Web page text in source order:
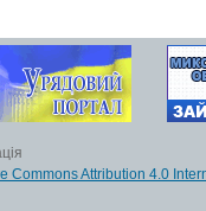
Commons Attribution 4.0